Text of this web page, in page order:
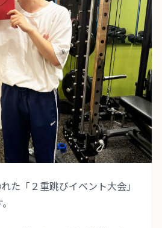
約
た「２重跳びイベント大会」